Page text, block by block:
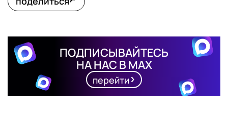
ПОДПИСЫВАЙТЕСЬ
НА НАС В MAX
перейти